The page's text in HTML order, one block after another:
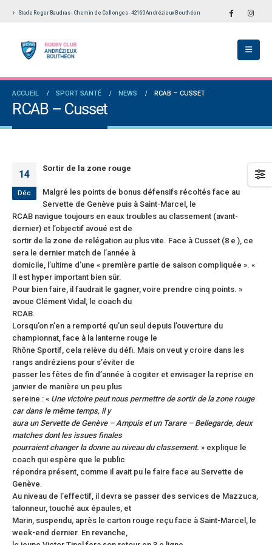
Stade Roger Baudras - Chemin de Collonges - 42160 Andrézieux Bouthéon
ACCUEIL SPORT SANTÉ NEWS RCAB – CUSSET
RCAB – Cusset
14
Déc
Sortir de la zone rouge
Malgré les points de bonus défensifs récoltés face au
Servette de Genève puis à Saint-Marcel, le
RCAB navigue toujours en eaux troubles au classement (avant-
dernier) et l’objectif avoué est de
sortir de la zone de relégation au plus vite. Face à Cusset (8 e ), ce
sera le dernier match de l’année à
domicile, l’ultime d’une « première partie de saison compliquée ». «
Il est hyper important bien sûr.
Pour bien faire, il faudrait le gagner, voire prendre cinq points. »
avoue Clément Vidal, le coach du
RCAB.
Lorsqu’on n’en a remporté qu’un seul depuis l’ouverture du
championnat, face à la lanterne rouge le
Rhône Sportif, cela relève du défi. Mais on veut y croire dans les
rangs andréziens pour s’éviter de
passer les fêtes de fin d’année à cogiter et envisager la reprise en
janvier de manière un peu plus
sereine : « Une victoire peut nous permettre de sortir de la zone rouge
car dans le même temps, il y
aura un Servette de Genève – Ampuis et un Tarare – Bellegarde, deux
matches dont les issues finales
pourraient changer la donne au niveau du classement. » explique le
coach qui espère que le public
répondra présent, comme il avait pu le faire face au Servette de
Genève.
Au niveau de l’effectif, il devra se passer des services de Mazzuca,
talonneur, touché aux épaules, et
Marin, suspendu, après le carton rouge reçu face à Saint-Marcel, le
week-end dernier. En revanche,
en Fédérale 2 et Fédérale B: de
connaissances et un nouveau venu
2026
Ligue Aura: les +35 des « 5glés » vice-
Bilan des seniors garçons par Philippe